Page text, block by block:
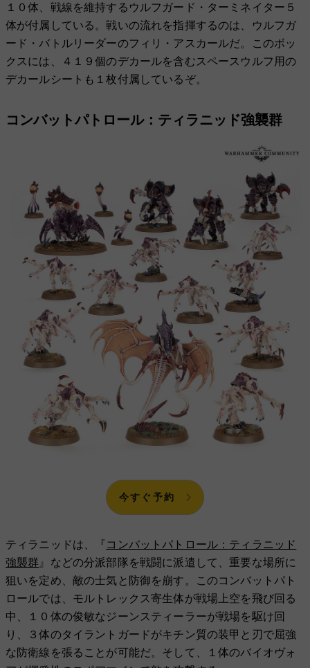
１０体、戦線を維持するウルフガード・ターミネイター５
体が付属している。戦いの流れを指揮するのは、ウルフガ
ード・バトルリーダーのフィリ・アスカールだ。このボッ
クスには、４１９個のデカールを含むスペースウルフ用の
デカールシートも１枚付属しているぞ。
コンバットパトロール：ティラニッド強襲群
今すぐ予約
ティラニッドは、『 コンバットパトロール：ティラニッド
強襲群』などの分派部隊を戦闘に派遣して、重要な場所に
狙いを定め、敵の士気と防御を崩す。このコンバットパト
ロールでは、モルトレックス寄生体が戦場上空を飛び回る
中、１０体の俊敏なジーンスティーラーが戦場を駆け回
り、３体のタイラントガードがキチン質の装甲と刃で屈強
な防衛線を張ることが可能だ。そして、１体のバイオヴォ